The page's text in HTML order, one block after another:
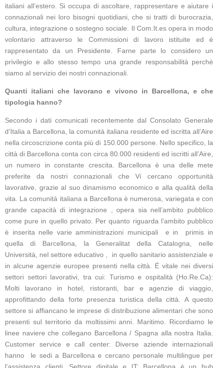
italiani all’estero. Si occupa di ascoltare, rappresentare e aiutare i
connazionali nei loro bisogni quotidiani, che si tratti di burocrazia,
cultura, integrazione o sostegno sociale. Il Com.It.es opera in modo
volontario attraverso le Commissioni di lavoro istituite ed è
rappresentato da un Presidente. Farne parte lo considero un
privilegio e allo stesso tempo una grande responsabilità perchè
siamo al servizio dei nostri connazionali.
Quanti italiani che lavorano e vivono in Barcellona, e che
tipologia hanno?
Secondo i dati comunicati recentemente dal Consolato Generale
d’Italia a Barcellona, la comunità italiana residente ed iscritta all’Aire
nella circoscrizione conta più di 150.000 persone. Nello specifico, la
città di Barcellona conta con circa 80.000 residenti ed iscritti all’Aire,
un numero in constante crescita. Barcellona è una delle mete
preferite da nostri connazionali che Vi cercano opportunità
lavorative, grazie al suo dinamismo economico e alla qualità della
vita. La comunità italiana a Barcellona è numerosa, variegata e con
grande capacità di integrazione , opera sia nell’ambito pubblico
come pure in quello privato. Per quanto riguarda l’ambito pubblico
è inserita nelle varie amministrazioni municipali e in primis in
quella di Barcellona, la Generalitat della Catalogna, nelle
Università, nel settore educativo , in quello sanitario assistenziale e
in alcune agenzie europee presenti nella città. É vitale nei diversi
settori settori lavorativi, tra cui: Turismo e ospitalità (Ho.Re.Ca):
Molti lavorano in hotel, ristoranti, bar e agenzie di viaggio,
approfittando della forte presenza turistica della città. A questo
settore si affiancano le imprese di distribuzione alimentari che sono
presenti sul territorio da moltissimi anni. Maritimo. Ricordiamo le
linee naviere che collegano Barcellona / Spagna alla nostra Italia.
Customer service e call center: Diverse aziende internazionali
hanno le sedi a Barcellona e cercano personale multilingue per